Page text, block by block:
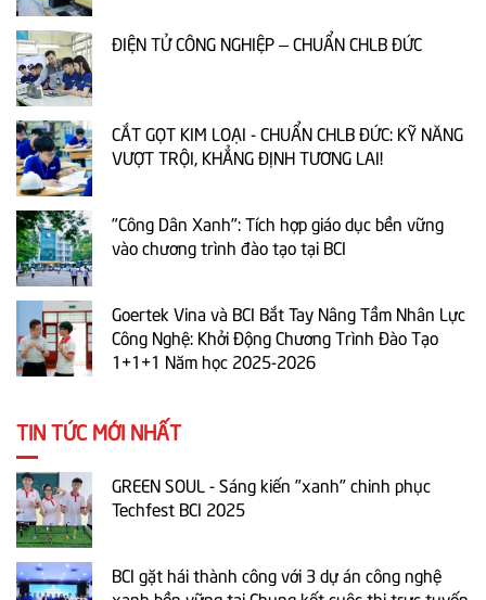
ĐIỆN TỬ CÔNG NGHIỆP – CHUẨN CHLB ĐỨC
CẮT GỌT KIM LOẠI - CHUẨN CHLB ĐỨC: KỸ NĂNG
VƯỢT TRỘI, KHẲNG ĐỊNH TƯƠNG LAI!
"Công Dân Xanh": Tích hợp giáo dục bền vững
vào chương trình đào tạo tại BCI
Goertek Vina và BCI Bắt Tay Nâng Tầm Nhân Lực
Công Nghệ: Khởi Động Chương Trình Đào Tạo
1+1+1 Năm học 2025-2026
TIN TỨC MỚI NHẤT
GREEN SOUL - Sáng kiến "xanh" chinh phục
Techfest BCI 2025
BCI gặt hái thành công với 3 dự án công nghệ